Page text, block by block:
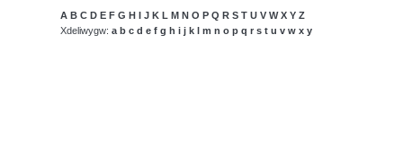
A B C D E F G H I J K L M N O P Q R S T U V W X Y Z
Xdeliwygw:a b c d e f g h i j k l m n o p q r s t u v w x y